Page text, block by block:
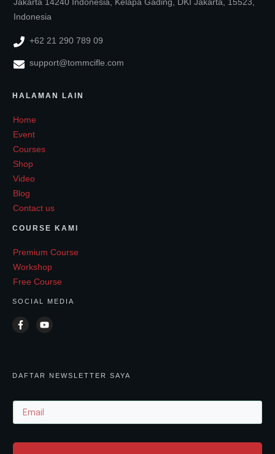
Indonesia
+62 21 290 789 09
support@tommcifle.com
HALAMAN LAIN
Home
Event
Courses
Shop
Video
Blog
Contact us
COURSE KAMI
Premium Course
Workshop
Free Course
SOCIAL MEDIA
DAFTAR NEWSLETTER SAYA